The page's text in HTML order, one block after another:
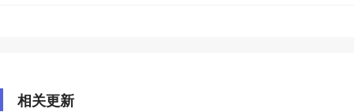
相关更新